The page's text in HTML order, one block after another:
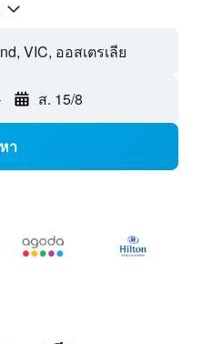
VIC, ออสเตรเลีย
ส. 15/8
า